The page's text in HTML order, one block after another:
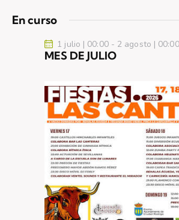
En curso
MES DE JULIO
1 julio | 00:00- 2 agosto | 00:00